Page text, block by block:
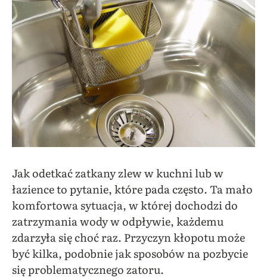
Jak odetkać zatkany zlew w kuchni lub w
łazience to pytanie, które pada często. Ta mało
komfortowa sytuacja, w której dochodzi do
zatrzymania wody w odpływie, każdemu
zdarzyła się choć raz. Przyczyn kłopotu może
być kilka, podobnie jak sposobów na pozbycie
się problematycznego zatoru.